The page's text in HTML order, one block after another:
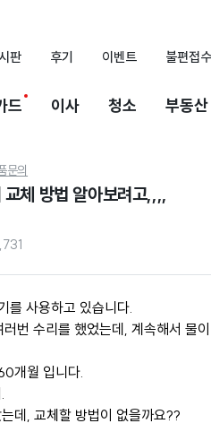
판 후기 이벤트 불편접수
드 이사 청소 부동산
문의
체 방법 알아보려고,,,,
를 사용하고 있습니다.
번 수리를 했었는데, 계속해서 물
개월 입니다.
데, 교체할 방법이 없을까요??